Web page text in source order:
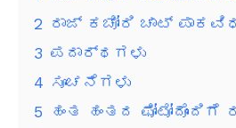
2 ರಾಜ್ ಕಚೋರಿ ಚಾಟ್
3 ಪದಾರ್ಥಗಳು
4 ಸೂಚನೆಗಳು
5
ಹಂತ ಹಂತದ ಫೋಟೋದೊಂದಿಗೆ